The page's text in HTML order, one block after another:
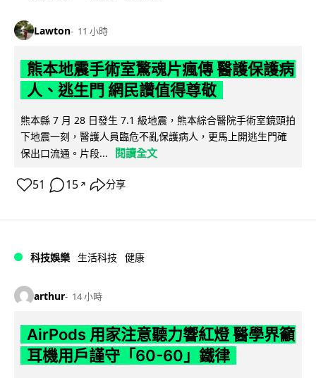
Lawton 11 小時
熊本地震手術室驚魂片瘋傳 醫護保護病
人、逃生門 網民讚值得尊敬
熊本縣 7 月 28 日發生 7.1 級地震，熊本綜合醫院手術室鏡頭拍
下地震一刻，醫護人員臨危不亂保護病人，更馬上開逃生門確
保出口流通。片段...
閱讀全文
51 15 ↗ 分享
科技娛樂 生活科技 健康
arthur 14 小時
AirPods 用家注意聽力響紅燈 醫學界籲
耳機用戶謹守「60-60」鐵律